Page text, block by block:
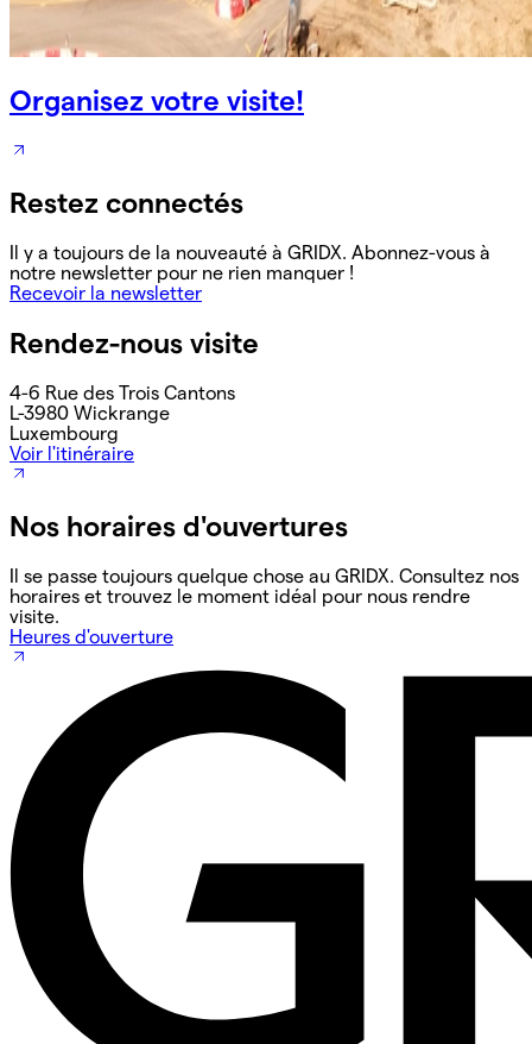
Organisez votre visite!
Restez connectés
Il y a toujours de la nouveauté à GRIDX. Abonnez-vous à
notre newsletter pour ne rien manquer !
Recevoir la newsletter
Rendez-nous visite
4-6 Rue des Trois Cantons
L-3980 Wickrange
Luxembourg
Voir l'itinéraire
Nos horaires d'ouvertures
Il se passe toujours quelque chose au GRIDX. Consultez nos
horaires et trouvez le moment idéal pour nous rendre
visite.
Heures d'ouverture